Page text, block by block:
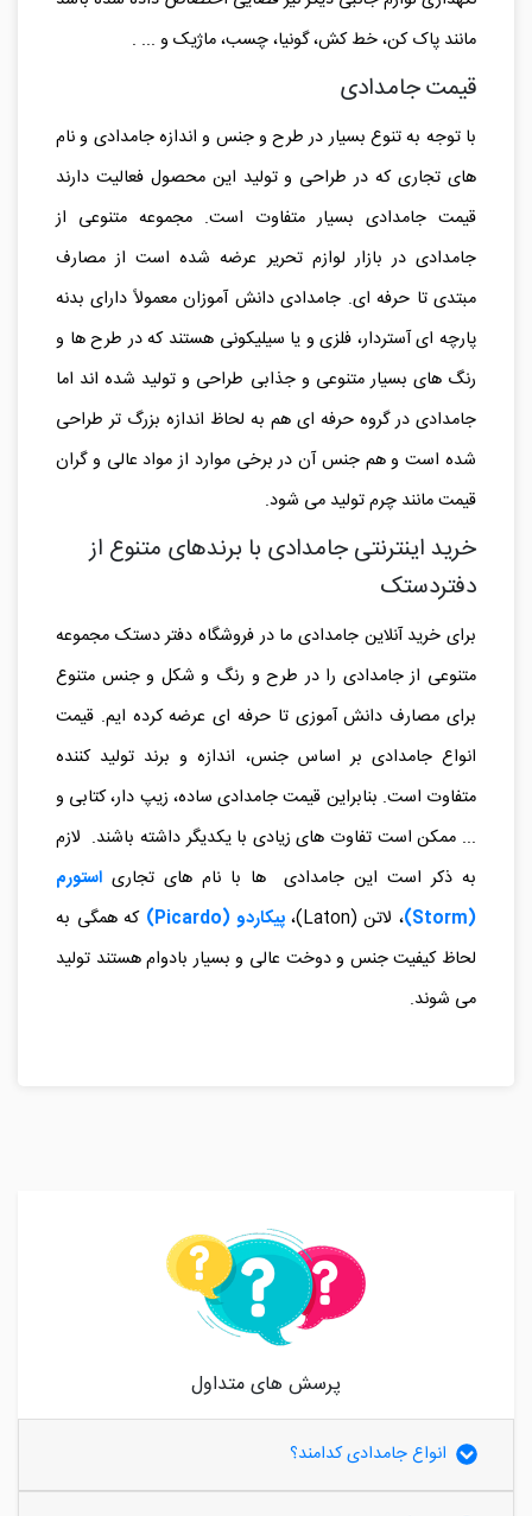
توجه نمایید هر جامدادی که انتخاب می کنید به غیر از قلم برای
نگهداری لوازم جانبی دیگر نیز فضایی اختصاص داده شده باشد
مانند پاک کن، خط کش، گونیا، چسب، ماژیک و ... .
قیمت جامدادی
با توجه به تنوع بسیار در طرح و جنس و اندازه جامدادی و نام
های تجاری که در طراحی و تولید این محصول فعالیت دارند
قیمت جامدادی بسیار متفاوت است. مجموعه متنوعی از
جامدادی در بازار لوازم تحریر عرضه شده است از مصارف
مبتدی تا حرفه ای. جامدادی دانش آموزان معمولاً دارای بدنه
پارچه ای آستردار، فلزی و یا سیلیکونی هستند که در طرح ها و
رنگ های بسیار متنوعی و جذابی طراحی و تولید شده اند اما
جامدادی در گروه حرفه ای هم به لحاظ اندازه بزرگ تر طراحی
شده است و هم جنس آن در برخی موارد از مواد عالی و گران
قیمت مانند چرم تولید می شود.
خرید اینترنتی جامدادی با برندهای متنوع از
دفتردستک
برای خرید آنلاین جامدادی ما در فروشگاه دفتر دستک مجموعه
متنوعی از جامدادی را در طرح و رنگ و شکل و جنس متنوع
برای مصارف دانش آموزی تا حرفه ای عرضه کرده ایم. قیمت
انواع جامدادی بر اساس جنس، اندازه و برند تولید کننده
متفاوت است. بنابراین قیمت جامدادی ساده، زیپ دار، کتابی و
... ممکن است تفاوت های زیادی با یکدیگر داشته باشند. لازم
به ذکر است این جامدادی ها با نام های تجاری استورم
(Storm)
، لاتن (Laton)، پیکاردو (Picardo)
که همگی به
لحاظ کیفیت جنس و دوخت عالی و بسیار بادوام هستند تولید